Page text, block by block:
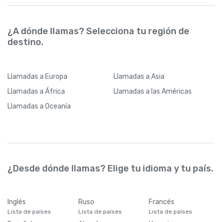
¿A dónde llamas? Selecciona tu región de
destino.
Llamadas a Europa Llamadas a Asia
Llamadas a África Llamadas a las Américas
Llamadas a Oceanía
¿Desde dónde llamas? Elige tu idioma y tu país.
Inglés
Lista de países
Ruso
Lista de países
Francés
Lista de países